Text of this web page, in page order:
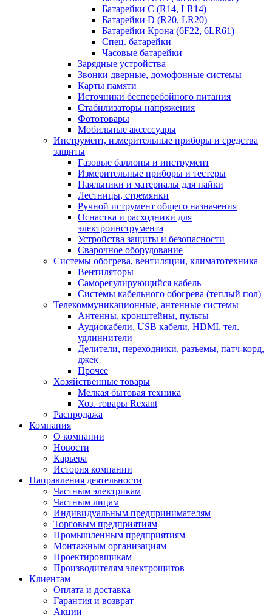
Батарейки C (R14, LR14)
Батарейки D (R20, LR20)
Батарейки Крона (6F22, 6LR61)
Спец. батарейки
Часовые батарейки
Зарядные устройства
Звонки дверные, домофонные системы
Карты памяти
Источники бесперебойного питания
Стабилизаторы напряжения
Фототовары
Мобильные аксессуары
Инструмент, измерительные приборы и средства
защиты
Газовые баллоны и инструмент
Измерительные приборы и тестеры
Паяльники и материалы для пайки
Лестницы, стремянки
Ручной иструмент общего назначения
Оснастка и расходники для
электроинструмента
Устройства защиты и безопасности
Сварочное оборудование
Системы обогрева, вентиляции, климатотехника
Вентиляторы
Саморегулирующийся кабель
Системы кабельного обогрева (теплый пол)
Телекоммуникационные, антенные системы
Антенны, кронштейны, пульты
Аудиокабели, USB кабели, HDMI, тел.
удлиннители
Делители, переходники, разъемы, патч-корд,
джек
Прочее
Хозяйственные товары
Мелкая бытовая техника
Хоз. товары Rexant
Распродажа
Компания
О компании
Новости
Карьера
История компании
Направления деятельности
Частным электрикам
Частным лицам
Индивидуальным предпринимателям
Торговым предприятиям
Промышленным предприятиям
Монтажным организациям
Проектировщикам
Производителям электрощитов
Клиентам
Оплата и доставка
Гарантия и возврат
Акции